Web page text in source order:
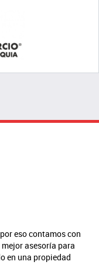
eso contamos con
asesoría para
en una propiedad